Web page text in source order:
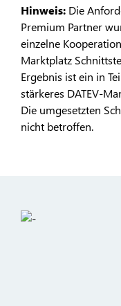
Hinweis: Die
Premium Partner
einzelne
Marktplatz
Ergebnis ist ein in
stärkeres DATEV-
Die umgesetzten
nicht betroffen.